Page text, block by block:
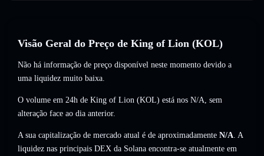
Visão Geral do Preço de King of Lion (KOL)
Não há informação de preço disponível neste momento devido a
uma liquidez muito baixa.
O volume em 24h de King of Lion (KOL) está nos N/A, sem
alteração face ao dia anterior.
A sua capitalização de mercado atual é de aproximadamente N/A. A
liquidez nas principais DEX da Solana encontra-se atualmente em